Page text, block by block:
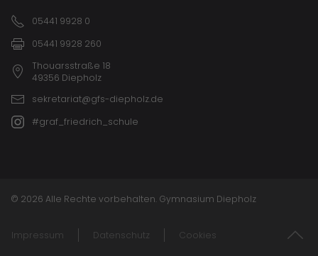
05441 9928 0
05441 9928 260
Thouarsstraße 18
49356 Diepholz
sekretariat@gfs-diepholz.de
#graf_friedrich_schule
© 2026 Alle Rechte vorbehalten. Gymnasium Diepholz
Impressum Datenschutz Cookies